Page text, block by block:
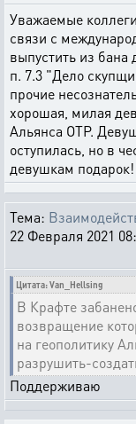
Уважаемые
связи с
выпустить из бана
п. 7.3 "Дело
прочие
хорошая, милая
Альянса ОТР.
оступилась, но в
девушкам подарок!
Тема:
22 Февраля 2021
Цитата: Van_Hellsing
В Крафте
возвращение
на геополитику
разрушить-
Поддерживаю